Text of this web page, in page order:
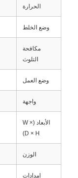
المنزل
منتجات
معلومات عنا
الحرارة
وضع الخلط
مكافحة
التلوث
وضع العمل
واجهة
الأبعاد (W ×
D × H)
الوزن
إمدادات